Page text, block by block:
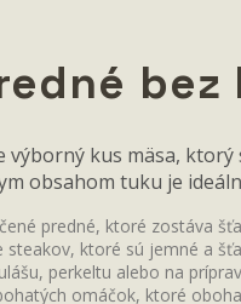
bez
výborný kus mäsa,
obsahom tuku je
predné, ktoré zostáva
steakov, ktoré sú jemné a
perkeltu alebo na
omáčok, ktoré